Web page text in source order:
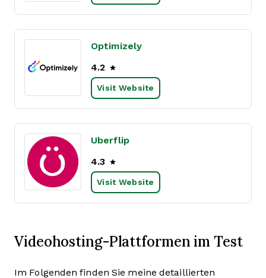
Optimizely
4.2
Visit Website
Uberflip
4.3
Visit Website
Videohosting-Plattformen im Test
Im Folgenden finden Sie meine detaillierten